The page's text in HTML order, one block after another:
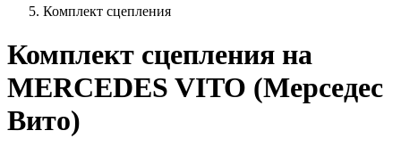
Комплект сцепления
Комплект сцепления на
MERCEDES VITO (Мерседес
Вито)